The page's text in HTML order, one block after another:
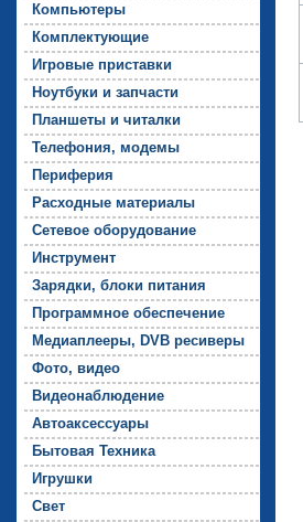
Компь­юте­ры
Комп­лек­ту­ющие
Иг­ро­вые прис­тавки
Но­ут­бу­ки и зап­части
План­ше­ты и чи­тал­ки
Те­лефо­ния, мо­демы
Пе­рифе­рия
Рас­ходные ма­тери­алы
Се­тевое обо­рудо­вание
Инс­тру­мент
За­ряд­ки, бло­ки пи­тания
Прог­рамм­ное обес­пе­чение
Ме­ди­ап­ле­еры, DVB ре­сиве­ры
Фо­то, ви­део
Ви­де­онаб­лю­дение
Ав­то­ак­сессу­ары
Бы­товая Тех­ни­ка
Иг­рушки
Свет